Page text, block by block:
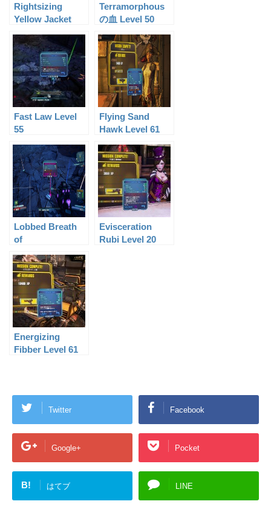
Rightsizing
Yellow Jacket
Terramorphous
の血 Level 50
Fast Law Level
55
Flying Sand
Hawk Level 61
Lobbed Breath
of
Level 61
Evisceration
Rubi Level 20
Energizing
Fibber Level 61
Twitter Facebook
Google+ Pocket
B! はてブ LINE